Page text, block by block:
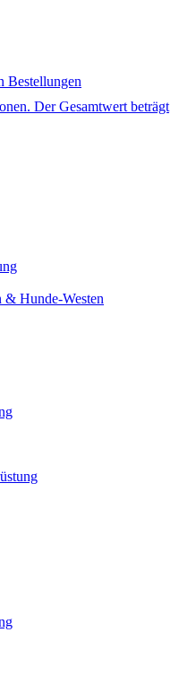
Bestellungen
Der Gesamtwert beträgt
Hunde-Westen